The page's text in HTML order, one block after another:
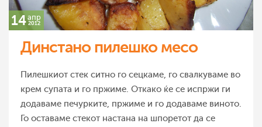
14апр
2012
Динстано пилешко месо
Пилешкиот стек ситно го сецкаме, го свалкуваме во
крем супата и го пржиме. Откако ќе се испржи ги
додаваме печурките, пржиме и го додаваме виното.
Го оставаме стекот настана на шпоретот да се